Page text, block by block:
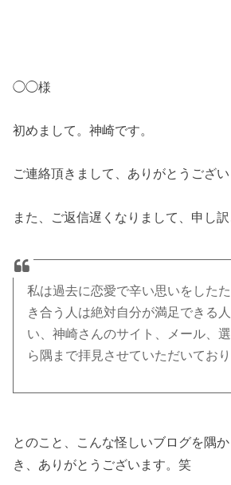
◯◯様
初めまして。神崎です。
ご連絡頂きまして、ありがとうござい
また、ご返信遅くなりまして、申し訳
私は過去に恋愛で辛い思いをした
き合う人は絶対自分が満足できる
い、神崎さんのサイト、メール、
ら隅まで拝見させていただいてお
とのこと、こんな怪しいブログを隅
き、ありがとうございます。笑